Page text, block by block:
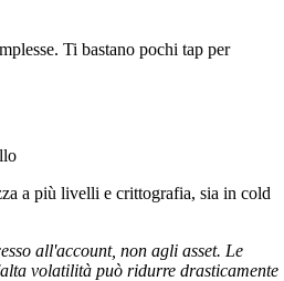
Ti bastano pochi tap per
a più livelli e crittografia, sia in cold
all'account, non agli asset. Le
volatilità può ridurre drasticamente